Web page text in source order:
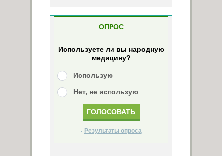
ОПРОС
Используете ли вы народную
медицину?
Использую
Нет, не использую
Результаты опроса